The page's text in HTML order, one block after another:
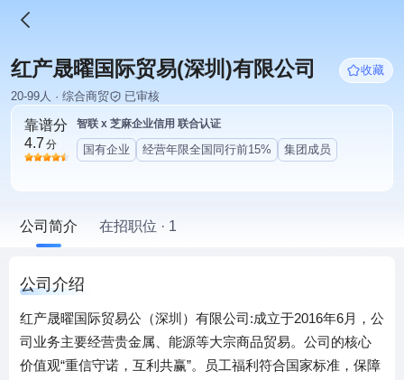
红产晟曜国际贸易(深圳)有限公司
收藏
20-99人 · 综合商贸
已审核
靠谱分
4.7 分
智联 x 芝麻企业信用 联合认证
国有企业 经营年限全国同行前15% 集团成员
公司简介 在招职位 · 1
公司介绍
红产晟曜国际贸易公（深圳）有限公司:成立于2016年6月，公
司业务主要经营贵金属、能源等大宗商品贸易。公司的核心
价值观“重信守诺，互利共赢”。员工福利符合国家标准，保障